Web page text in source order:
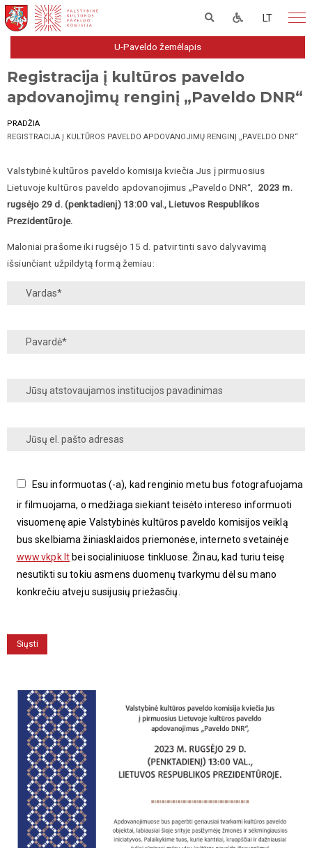
LT
U-Paveldo žemėlapis
Registracija į kultūros paveldo
apdovanojimų renginį „Paveldo DNR“
PRADŽIA
REGISTRACIJA Į KULTŪROS PAVELDO APDOVANOJIMŲ RENGINĮ „PAVELDO DNR“
Valstybinė kultūros paveldo komisija kviečia Jus į pirmuosius
Lietuvoje kultūros paveldo apdovanojimus „Paveldo DNR“, 2023 m.
rugsėjo 29 d. (penktadienį) 13:00 val., Lietuvos Respublikos
Prezidentūroje.
Maloniai prašome iki rugsėjo 15 d. patvirtinti savo dalyvavimą
išsiunčiant užpildytą formą žemiau:
Esu informuotas (-a), kad renginio metu bus fotografuojama
ir filmuojama, o medžiaga siekiant teisėto intereso informuoti
visuomenę apie Valstybinės kultūros paveldo komisijos veiklą
bus skelbiama žiniasklaidos priemonėse, interneto svetainėje
www.vkpk.lt bei socialiniuose tinkluose. Žinau, kad turiu teisę
nesutikti su tokiu asmens duomenų tvarkymu dėl su mano
konkrečiu atveju susijusių priežasčių.